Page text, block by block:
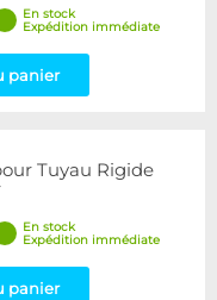
En stock
Expédition immédiate
panier
Tuyau Rigide
En stock
Expédition immédiate
panier